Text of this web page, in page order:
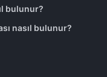
bulunur?
nasıl bulunur?